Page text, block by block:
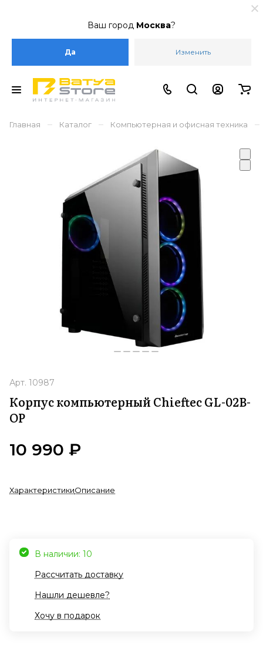
Ваш город Москва?
Да Изменить
Главная – Каталог – Компьютерная и офисная техника –
Арт. 10987
Корпус компьютерный Chieftec GL-02B-
OP
10 990 ₽
ХарактеристикиОписание
В наличии: 10
Рассчитать доставку
Нашли дешевле?
Хочу в подарок